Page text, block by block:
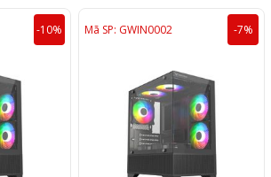
-10% Mã SP: GWIN0002 -7%